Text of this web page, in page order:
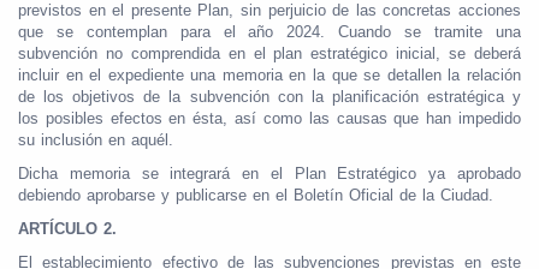
previstos en el presente Plan, sin perjuicio de las concretas acciones
que se contemplan para el año 2024. Cuando se tramite una
subvención no comprendida en el plan estratégico inicial, se deberá
incluir en el expediente una memoria en la que se detallen la relación
de los objetivos de la subvención con la planificación estratégica y
los posibles efectos en ésta, así como las causas que han impedido
su inclusión en aquél.
Dicha memoria se integrará en el Plan Estratégico ya aprobado
debiendo aprobarse y publicarse en el Boletín Oficial de la Ciudad.
ARTÍCULO 2.
El establecimiento efectivo de las subvenciones previstas en este